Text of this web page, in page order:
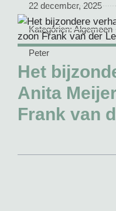
22 december, 2025
Kategorien: Algemeen
Peter
Het
Anita
Frank van